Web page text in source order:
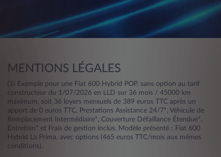
MENTIONS LÉGALES
(1) Exemple pour une Fiat 600 Hybrid POP, sans option au tarif
constructeur du 1/07/2026 en LLD sur 36 mois / 45000 km
maximum, soit 36 loyers mensuels de 389 euros TTC après un
apport de 0 euros TTC. Prestations Assistance 24/7*, Véhicule de
Remplacement Intermédiaire*, Couverture Défaillance Étendue*,
Entretien* et Frais de gestion inclus. Modèle présenté : Fiat 600
Hybrid La Prima, avec options (465 euros TTC/mois aux mêmes
conditions).